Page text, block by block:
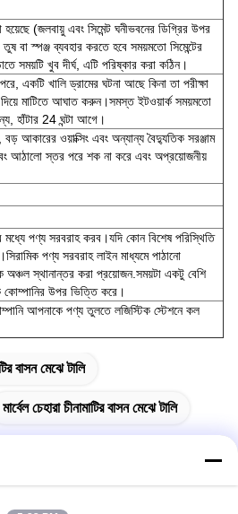
(জলবায়ু এবং সিমেন্ট ঘনীভবনের ডিগ্রির উপর
বা স্পঞ্জ ব্যবহার করতে হবে সময়মতো সিমেন্টের
সময়টি খুব দীর্ঘ, এটি পরিষ্কার করা কঠিন।
একটি খালি ড্রামের ঘটনা আছে কিনা তা পরীক্ষা
মাটিতে আঘাত করুন।সমস্ত ইটওয়ার্ক সময়মতো
হাঁটার 24 ঘন্টা আগে।
আকারের ওয়াক্সিং এবং অন্যান্য বৈদ্যুতিক সরঞ্জাম
আঠালো স্তর পরে শক না করে এবং অপ্রয়োজনীয়
মধ্যে পণ্য সরবরাহ করব।যদি কোন বিশেষ পরিস্থিতি
পণ্য সরবরাহ লাইন মাধ্যমে পাঠানো
স্থানান্তর করা প্রয়োজন.সময়টা একটু বেশি
উপর ভিত্তি করে।
আপনাকে পণ্য তুলতে লজিস্টিক স্টেশনে কল
বাসন মেঝে টালি
মার্বেল চেহারা চীনামাটির বাসন মেঝে টালি